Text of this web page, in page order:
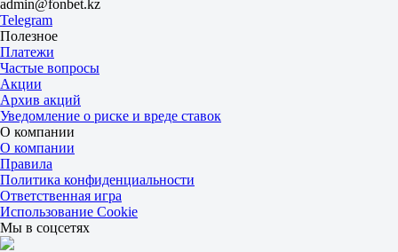
-1.5
3.80
1.20
Сеты
Б
М
2.5
2.40
1.50
Торк Б
-
Папамаламис Т
Сегодня в 15:00
6.50
1.06
Фора
admin@fonbet.kz
Telegram
Полезное
Платежи
Частые вопросы
Акции
Архив акций
Уведомление о риске и вреде ставок
О компании
О компании
Правила
Политика конфиденциальности
Ответственная игра
Использование Cookie
Мы в соцсетях